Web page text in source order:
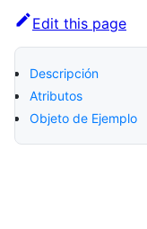
Edit this page
Descripción
Atributos
Objeto de Ejemplo